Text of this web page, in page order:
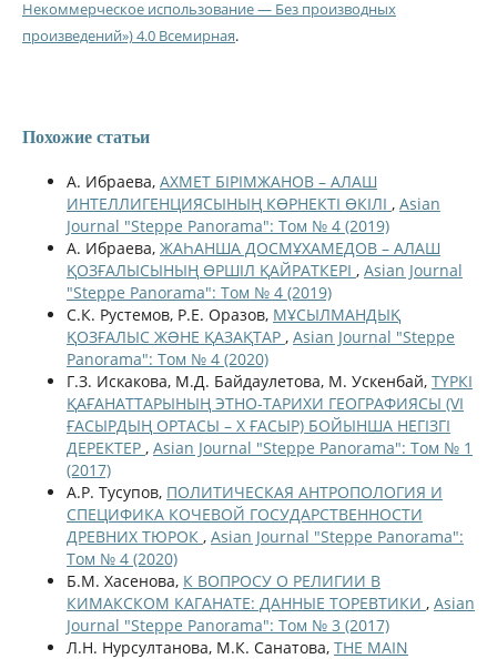
Некоммерческое использование — Без производных
произведений») 4.0 Всемирная.
Похожие статьи
А. Ибраева, АХМЕТ БІРІМЖАНОВ – АЛАШ
ИНТЕЛЛИГЕНЦИЯСЫНЫҢ КӨРНЕКТІ ӨКІЛІ , Asian
Journal "Steppe Panorama": Том № 4 (2019)
А. Ибраева, ЖАҺАНША ДОСМҰХАМЕДОВ – АЛАШ
ҚОЗҒАЛЫСЫНЫҢ ӨРШІЛ ҚАЙРАТКЕРІ , Asian Journal
"Steppe Panorama": Том № 4 (2019)
С.К. Рустемов, Р.Е. Оразов, МҰСЫЛМАНДЫҚ
ҚОЗҒАЛЫС ЖƏНЕ ҚАЗАҚТАР , Asian Journal "Steppe
Panorama": Том № 4 (2020)
Г.З. Искакова, М.Д. Байдаулетова, М. Ускенбай, ТҮРКІ
ҚАҒАНАТТАРЫНЫҢ ЭТНО-ТАРИХИ ГЕОГРАФИЯСЫ (VI
ҒАСЫРДЫҢ ОРТАСЫ – X ҒАСЫР) БОЙЫНША НЕГІЗГІ
ДЕРЕКТЕР , Asian Journal "Steppe Panorama": Том № 1
(2017)
А.Р. Тусупов, ПОЛИТИЧЕСКАЯ АНТРОПОЛОГИЯ И
СПЕЦИФИКА КОЧЕВОЙ ГОСУДАРСТВЕННОСТИ
ДРЕВНИХ ТЮРОК , Asian Journal "Steppe Panorama":
Том № 4 (2020)
Б.М. Хасенова, К ВОПРОСУ О РЕЛИГИИ В
КИМАКСКОМ КАГАНАТЕ: ДАННЫЕ ТОРЕВТИКИ , Asian
Journal "Steppe Panorama": Том № 3 (2017)
Л.Н. Нурсултанова, М.К. Санатова, THE MAIN